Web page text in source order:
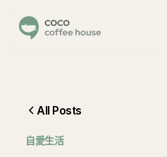
All Posts
自愛生活